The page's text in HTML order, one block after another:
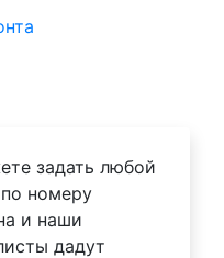
задать любой
номеру
и наши
дадут